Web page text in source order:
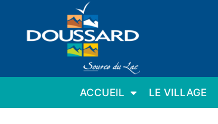
ACCUEIL LE VILLAGE
Panneau de gestion des cookies